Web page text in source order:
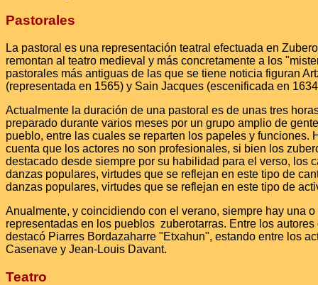
Pastorales
La pastoral es una representación teatral efectuada en
remontan al teatro medieval y más concretamente a los
pastorales más antiguas de las que se tiene noticia figuran
(representada en 1565) y Sain Jacques (escenificada en
Actualmente la duración de una pastoral es de unas tres
preparado durante varios meses por un grupo amplio de
pueblo, entre las cuales se reparten los papeles y funciones.
cuenta que los actores no son profesionales, si bien los
destacado desde siempre por su habilidad para el verso, los
danzas populares, virtudes que se reflejan en este tipo de
danzas populares, virtudes que se reflejan en este tipo de
Anualmente, y coincidiendo con el verano, siempre hay una
representadas en los pueblos zuberotarras. Entre los
destacó Piarres Bordazaharre "Etxahun", estando entre los
Casenave y Jean-Louis Davant.
Teatro